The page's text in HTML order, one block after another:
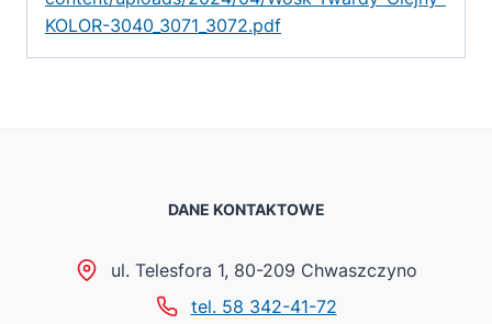
KOLOR-3040_3071_3072.pdf
DANE KONTAKTOWE
ul. Telesfora 1, 80-209 Chwaszczyno
tel. 58 342-41-72